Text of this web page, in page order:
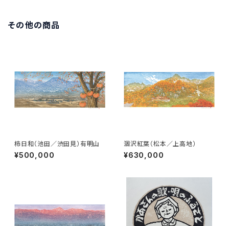
その他の商品
柿日和（池田／渋田見）有明山
¥500,000
涸沢紅葉（松本／上高地）
¥630,000